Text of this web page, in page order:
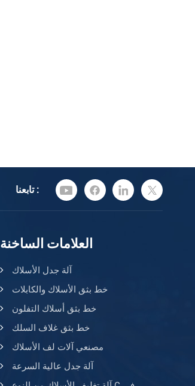
تابعنا :
العلامات الساخنة
آلة جدل الأسلاك
خط بثق الأسلاك والكابلات
خط بثق أسلاك التفلون
خط بثق غلاف السلك
مصنعي آلات لف الأسلاك
آلة جدل عالية السرعة